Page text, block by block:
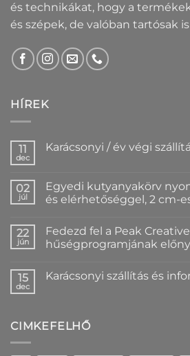
és technikákat, hogy a
és szépek, de valóban tartósak
HÍREK
11
dec
Karácsonyi / év végi
Karácsonyi
/
év
rend
bejegyzéshez
02
júl
Egyedi kutyanyakörv
és elérhetőséggel, 2 cm-
a(z)
Egyedi
kutyanyakörv
névvel
es
változatban
22
jún
Fedezd fel a Peak Creative
hűségprogramjának
a(z)
Creative
hűségprogramjának
15
dec
Karácsonyi szállítás és
szállítás
CIMKEFELHŐ